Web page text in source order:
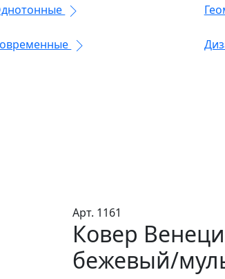
Арт. 1161
Ковер
бежевый/